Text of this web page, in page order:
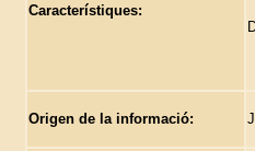
Característiques:
Origen de la informació: